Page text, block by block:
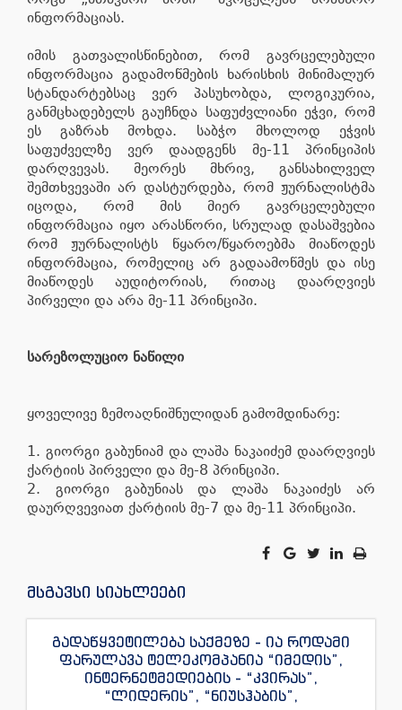
ინფორმაციას.
იმის გათვალისწინებით, რომ გავრცელებული
ინფორმაცია გადამოწმების ხარისხის მინიმალურ
სტანდარტებსაც ვერ პასუხობდა, ლოგიკურია,
განმცხადებელს გაუჩნდა საფუძვლიანი ეჭვი, რომ
ეს გაზრახ მოხდა. საბჭო მხოლოდ ეჭვის
საფუძველზე ვერ დაადგენს მე-11 პრინციპის
დარღვევას. მეორეს მხრივ, განსახილველ
შემთხვევაში არ დასტურდება, რომ ჟურნალისტმა
იცოდა, რომ მის მიერ გავრცელებული
ინფორმაცია იყო არასწორი, სრულად დასაშვებია
რომ ჟურნალისტს წყარო/წყაროებმა მიაწოდეს
ინფორმაცია, რომელიც არ გადაამოწმეს და ისე
მიაწოდეს აუდიტორიას, რითაც დაარღვიეს
პირველი და არა მე-11 პრინციპი.
სარეზოლუციო ნაწილი
ყოველივე ზემოაღნიშნულიდან გამომდინარე:
1. გიორგი გაბუნიამ და ლაშა ნაკაიძემ დაარღვიეს
ქარტიის პირველი და მე-8 პრინციპი.
2. გიორგი გაბუნიას და ლაშა ნაკაიძეს არ
დაურღვევიათ ქარტიის მე-7 და მე-11 პრინციპი.
მსგავსი სიახლეები
გადაწყვეტილება საქმეზე - ია როდამი
ფარულავა ტელეკომპანია “იმედის”,
ინტერნეტმედიების - “კვირას”,
“ლიდერის”, “ნიუსჰაბის”,